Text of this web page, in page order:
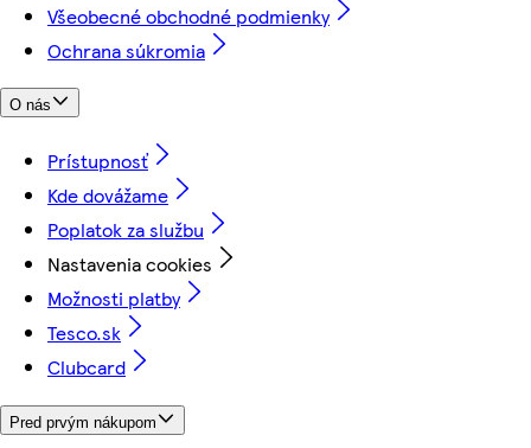
Všeobecné obchodné podmienky
Ochrana súkromia
O nás
Prístupnosť
Kde dovážame
Poplatok za službu
Nastavenia cookies
Možnosti platby
Tesco.sk
Clubcard
Pred prvým nákupom